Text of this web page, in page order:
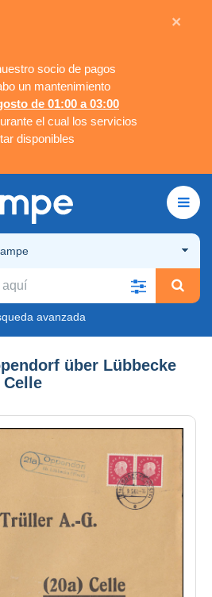
socio de pagos
un mantenimiento
de 01:00 a 03:00
el cual los servicios
disponibles
×
avanzada
über Lübbecke
Celle